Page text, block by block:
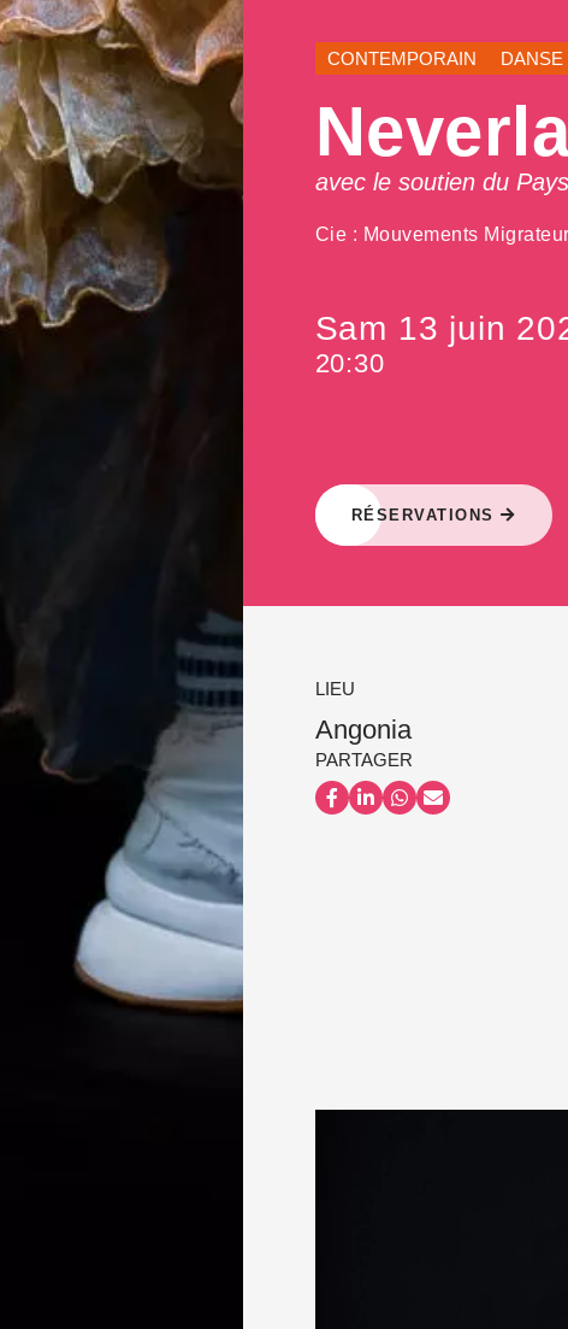
CONTEMPORAIN DANSE
avec le soutien du
Cie : Mouvements
Sam 13 juin
20:30
RÉSERVATIONS
LIEU
Angonia
PARTAGER
Partager sur Facebook
Partager sur LinkedIn
Partager sur
Partager par